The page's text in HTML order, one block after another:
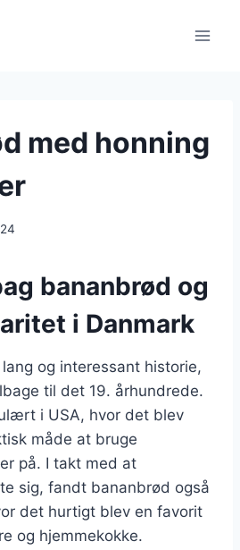
med honning
bananbrød og
i Danmark
og interessant historie,
til det 19. århundrede.
i USA, hvor det blev
måde at bruge
på. I takt med at
sig, fandt bananbrød også
det hurtigt blev en favorit
og hjemmekokke.